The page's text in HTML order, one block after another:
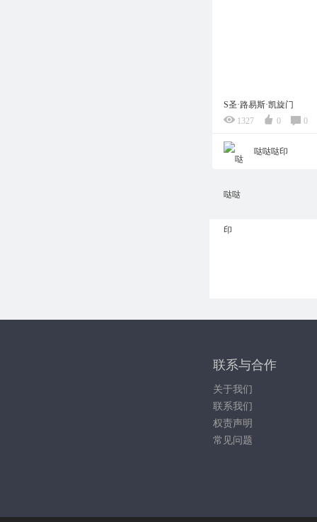
S圣·路易斯·凯旋门
1327
0 0
哒哒哒印
联系与合作
关于我们
联系我们
权责声明
常见问题